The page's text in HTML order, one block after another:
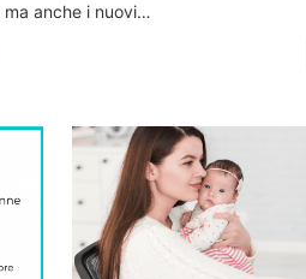
ma anche i nuovi…